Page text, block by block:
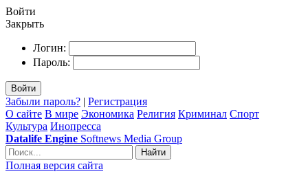
Войти
Закрыть
Логин:
Пароль:
Войти
Забыли пароль? | Регистрация
О сайте В мире Экономика Религия Криминал Спорт
Культура Инопресса
Datalife Engine Softnews Media Group
Найти
Полная версия сайта